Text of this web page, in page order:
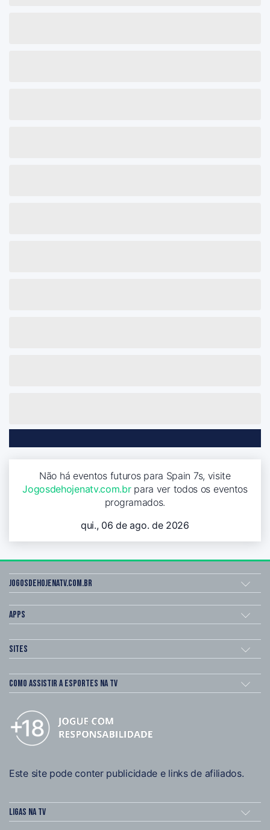
Não há eventos futuros para Spain 7s, visite
Jogosdehojenatv.com.brpara ver todos os eventos
programados.
qui., 06 de ago. de 2026
Jogosdehojenatv.com.br
Apps
Sites
Como assistir a esportes na TV
Este site pode conter publicidade e links de afiliados.
Ligas na TV